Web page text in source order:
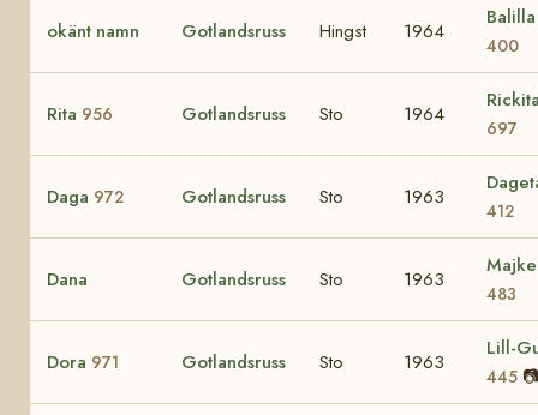
okänt namn Gotlandsruss Hingst 1964
400
Rita 956 Gotlandsruss Sto 1964
697
Daga 972 Gotlandsruss Sto 1963
412
Dana Gotlandsruss Sto 1963
483
Dora 971 Gotlandsruss Sto 1963
Lill-
445